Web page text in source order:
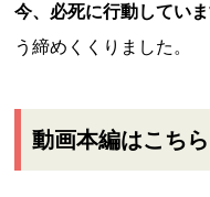
今、必死に行動していま
う締めくくりました。
動画本編はこちら